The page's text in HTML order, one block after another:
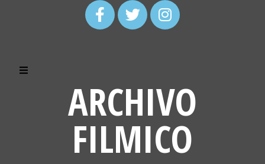
ARCHIVO
FILMICO